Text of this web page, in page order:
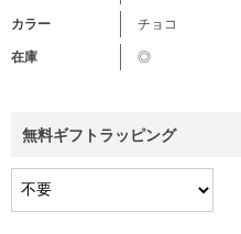
カラー
チョコ
在庫
◎
無料ギフトラッピング